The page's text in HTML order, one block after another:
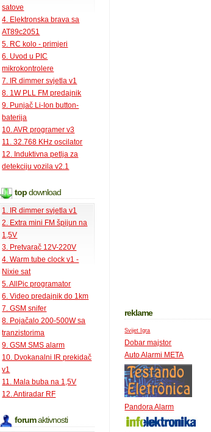
satove
4. Elektronska brava sa
AT89c2051
5. RC kolo - primjeri
6. Uvod u PIC
mikrokontrolere
7. IR dimmer svjetla v1
8. 1W PLL FM predajnik
9. Punjač Li-Ion button-
baterija
10. AVR programer v3
11. 32.768 KHz oscilator
12. Induktivna petlja za
detekciju vozila v2.1
topdownload
1. IR dimmer svjetla v1
2. Extra mini FM špijun na
1,5V
3. Pretvarač 12V-220V
4. Warm tube clock v1 -
Nixie sat
5. AllPic programator
6. Video predajnik do 1km
7. GSM snifer
8. Pojačalo 200-500W sa
tranzistorima
9. GSM SMS alarm
10. Dvokanalni IR prekidač
v1
11. Mala buba na 1,5V
12. Antiradar RF
forumaktivnosti
reklame
Svijet Igra
Dobar majstor
Auto Alarmi META
Pandora Alarm